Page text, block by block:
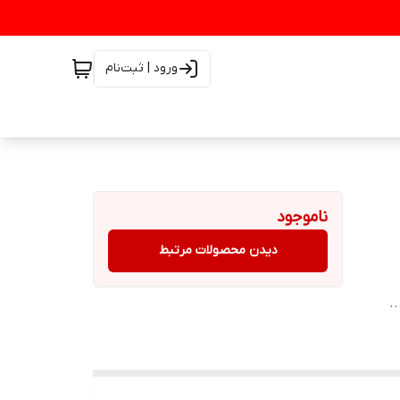
ورود | ثبت‌نام
ناموجود
دیدن محصولات مرتبط